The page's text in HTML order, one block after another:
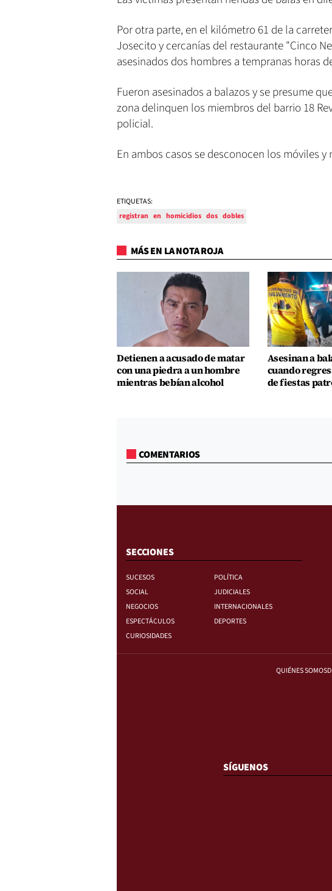
Por otra parte, en el kilómetro 61 de la
Josecito y cercanías del restaurante "Cinco
asesinados dos hombres a tempranas horas
Fueron asesinados a balazos y se presume
zona delinquen los miembros del barrio 18
policial.
En ambos casos se desconocen los móviles
ETIQUETAS:
registran en homicidios dos dobles
MÁS EN LA NOTA ROJA
Detienen a acusado de matar
con una piedra a un hombre
mientras bebían alcohol
Asesinan a
cuando
de fiestas
COMENTARIOS
SECCIONES
SUCESOS
POLÍTICA
SOCIAL
JUDICIALES
NEGOCIOS
INTERNACIONALES
ESPECTÁCULOS
DEPORTES
CURIOSIDADES
QUIÉNES SOMOS
SÍGUENOS